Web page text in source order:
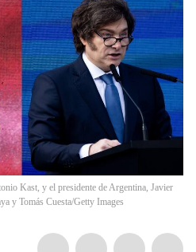
Kast, y el presidente de Argentina, Javier
y Tomás Cuesta/Getty Images